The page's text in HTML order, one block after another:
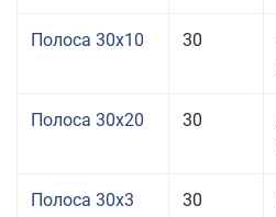
Полоса 30x10 30
Полоса 30x20 30
Полоса 30x3 30